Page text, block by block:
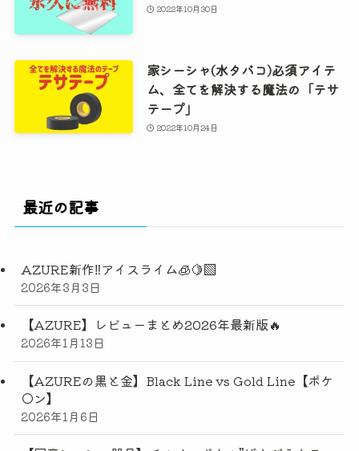
2022年10月30日
家シーシャ(水タバコ)必須アイテ
ム、全てを解決する魔法の「テサ
テープ」
2022年10月24日
最近の記事
AZURE新作‼️アイスライム🧊🍋‍🟩
2026年3月3日
【AZURE】レビューまとめ2026年最新版🔥
2026年1月13日
【AZUREの黒と金】Black Line vs Gold Line【ポケ
◯ン】
2026年1月6日